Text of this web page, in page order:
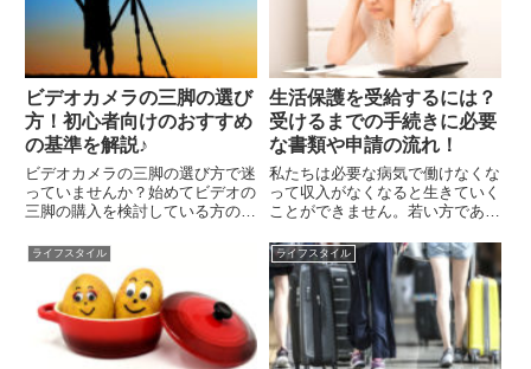
ビデオカメラの三脚の選び
方！初心者向けのおすすめ
の基準を解説♪
ビデオカメラの三脚の選び方で迷
っていませんか？始めてビデオの
三脚の購入を検討している方の多
の録画を考えているからではない
でしょうか？実際、イベントなど
をビデオカメラで録画することは
少なくないようです。最近で
は、...
生活保護を受給するには？
受けるまでの手続きに必要
な書類や申請の流れ！
私たちは必要な病気で働けなくな
って収入がなくなると生きていく
ことができません。若い方であれ
は生活保護の助けを借りる。高齢
者の方は年金などの収入で足りな
ければその差額の生活保護を受け
る。これは憲法25条が定めてい...
ライフスタイル ライフスタイル